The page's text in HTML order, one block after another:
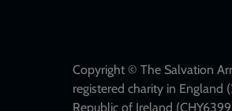
Copyright © The Salvation
registered charity in England
Republic of Ireland